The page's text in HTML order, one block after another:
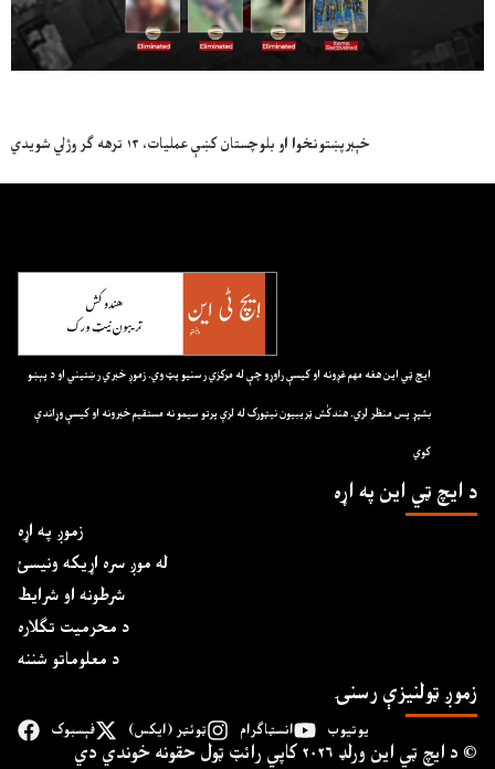
خېبرپښتونخوا او بلوچستان کښې عمليات، ۱۳ ترهه ګر وژلي شويدي
ايچ ټي اين هغه مهم غږونه او کيسې راوړو چې له مرکزي رسنيو پټ وي. زموږ خبري رښتيني او د پېښو
بشپړ پس منظر لري. هندکُش ټريبيون نيټورک له لرې پرتو سيمو نه مستقيم خبرونه او کيسې وړاندې
کوي
د ايچ ټي اين په اړه
زموږ په اړه
له موږ سره اړیکه ونیسئ
شرطونه او شرایط
د محرمیت تګلاره
د معلوماتو شننه
زموږ ټولنیزې رسنۍ
فېسبوک ټوئټر (ایکس) انسټاګرام یوتیوب
د ايچ ټي اين وﺭلډ ۲۰۲۶ کاپي ﺭائټ ټول حقونه خوندي دي ©